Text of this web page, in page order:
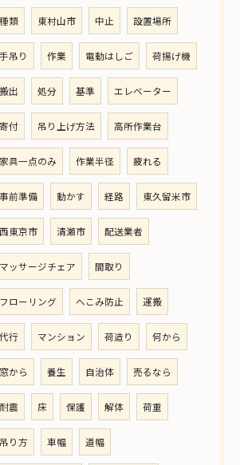
種類 東村山市 中止 設置場所
手吊り 作業 電動はしご 荷揚げ機
搬出 処分 基準 エレベーター
寄付 吊り上げ方法 高所作業台
家具一点のみ 作業半径 疲れる
事前準備 動かす 経路 東久留米市
西東京市 清瀬市 配送業者
マッサージチェア 間取り
フローリング へこみ防止 運搬
代行 マンション 荷造り 何から
窓から 養生 自治体 売るなら
耐震 床 保護 解体 荷重
吊り方 車幅 道幅